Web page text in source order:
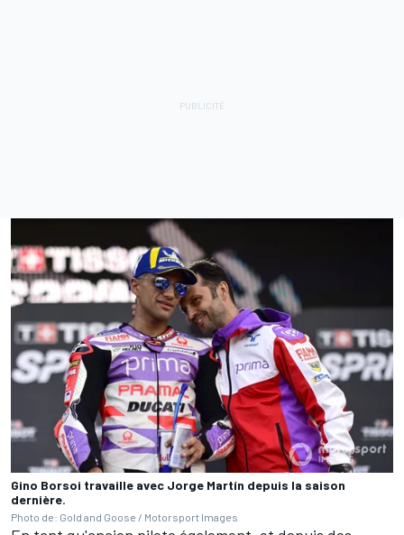
Gino Borsoi travaille avec Jorge Martín depuis la saison
dernière.
Photo de: Gold and Goose / Motorsport Images